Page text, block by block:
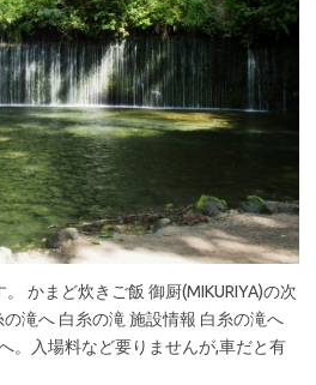
かまど炊きご飯 御厨(MIKURIYA)の次
滝へ 白糸の滝 施設情報 白糸の滝へ
。入場料など要りませんが,車だと有